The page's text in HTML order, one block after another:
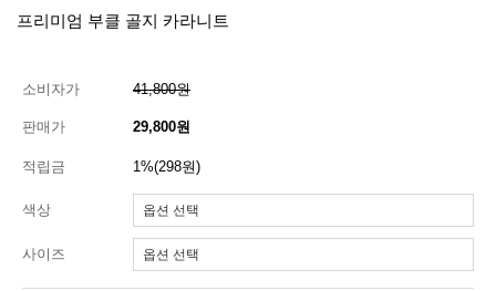
프리미엄 부클 골지 카라니트
소비자가 41,800원
판매가 29,800원
적립금 1%(298원)
색상
사이즈